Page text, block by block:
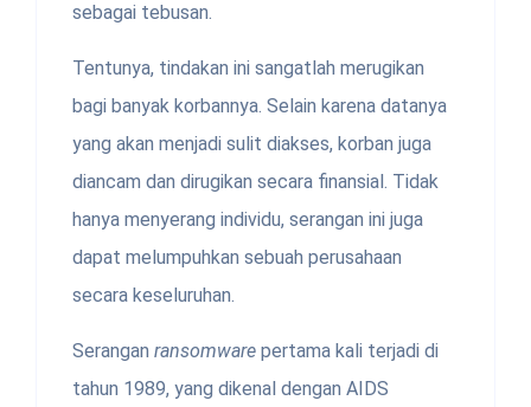
sebagai tebusan.
Tentunya, tindakan ini sangatlah merugikan
bagi banyak korbannya. Selain karena datanya
yang akan menjadi sulit diakses, korban juga
diancam dan dirugikan secara finansial. Tidak
hanya menyerang individu, serangan ini juga
dapat melumpuhkan sebuah perusahaan
secara keseluruhan.
Serangan ransomware pertama kali terjadi di
tahun 1989, yang dikenal dengan AIDS